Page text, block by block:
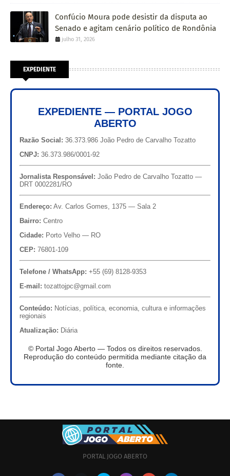
Confúcio Moura pode desistir da disputa ao
Senado e agitam cenário político de Rondônia
julho 31, 2026
EXPEDIENTE
EXPEDIENTE — PORTAL JOGO
ABERTO
Razão Social: 36.373.986 João Pedro de Carvalho Tozatto
CNPJ: 36.373.986/0001-92
Jornalista Responsável: João Pedro de Carvalho Tozatto —
DRT 0002281/RO
Endereço: Av. Carlos Gomes, 1375 — Sala 2
Bairro: Centro
Cidade: Porto Velho — RO
CEP: 76801-109
Telefone / WhatsApp: +55 (69) 8128-9353
E-mail: tozattojpc@gmail.com
Conteúdo: Notícias, política, economia, cultura e informações
regionais
Atualização: Diária
© Portal Jogo Aberto — Todos os direitos reservados.
Reprodução do conteúdo permitida mediante citação da
fonte.
PORTAL JOGO ABERTO